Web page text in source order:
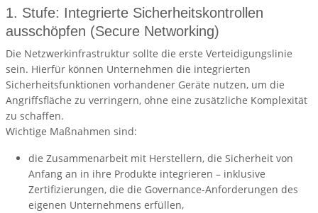
1. Stufe: Integrierte Sicherheitskontrollen
ausschöpfen (Secure Networking)
Die Netzwerkinfrastruktur sollte die erste Verteidigungslinie
sein. Hierfür können Unternehmen die integrierten
Sicherheitsfunktionen vorhandener Geräte nutzen, um die
Angriffsfläche zu verringern, ohne eine zusätzliche Komplexität
zu schaffen.
Wichtige Maßnahmen sind:
die Zusammenarbeit mit Herstellern, die Sicherheit von
Anfang an in ihre Produkte integrieren – inklusive
Zertifizierungen, die die Governance-Anforderungen des
eigenen Unternehmens erfüllen,